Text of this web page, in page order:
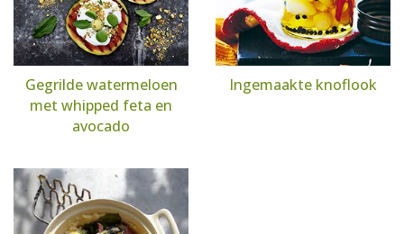
Gegrilde watermeloen
met whipped feta en
avocado
Ingemaakte knoflook